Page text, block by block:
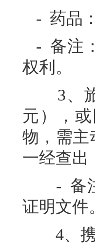
- 药品
- 备注
权利。
3、旅
元），
物，需主
一经查出
- 备注
证明文件
4、携